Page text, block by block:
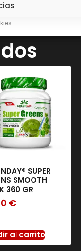
SUPER
SMOOTH
360 GR
€
al carrito